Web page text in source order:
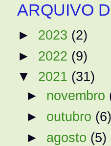
ARQUIVO
► 2023 (2)
► 2022 (9)
▼ 2021 (31)
► novembro
► outubro (6)
► agosto (5)